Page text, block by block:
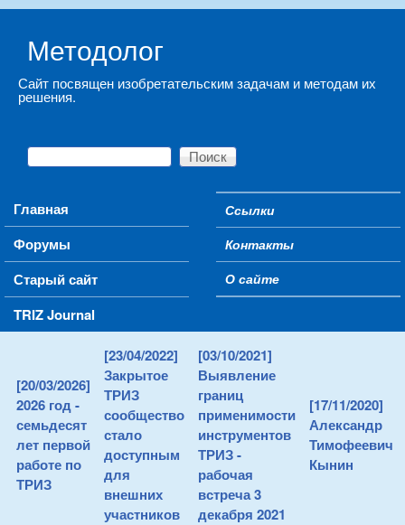
Методолог
Сайт посвящен изобретательским задачам и методам их
решения.
Форма поиска
Поиск
Main menu
Главная
Форумы
Старый сайт
TRIZ Journal
Secondary menu
Ссылки
Контакты
О сайте
[20/03/2026]
2026 год -
семьдесят
лет первой
работе по
ТРИЗ
[23/04/2022]
Закрытое
ТРИЗ
сообщество
стало
доступным
для
внешних
участников
[03/10/2021]
Выявление
границ
применимости
инструментов
ТРИЗ -
рабочая
встреча 3
декабря 2021
[17/11/2020]
Александр
Тимофеевич
Кынин